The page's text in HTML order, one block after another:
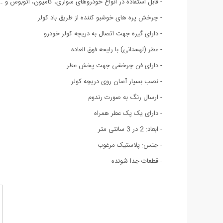
- چرخش پره های خوشبو کننده از طریق باد کولر
- دارای گیره جهت اتصال به دریچه کولر خودرو
- عطر (لهستانی) با رایحه فوق العاده
- دارای فن چرخشی جهت پخش عطر
- نصب بسیار آسان روی دریچه کولر
- ارسال رنگ به صورت رندوم
- دارای یک پک عطر همراه
- ابعاد: 2 در 3 سانتی متر
- جنس: پلاستیک مرغوب
- قطعات جدا شونده